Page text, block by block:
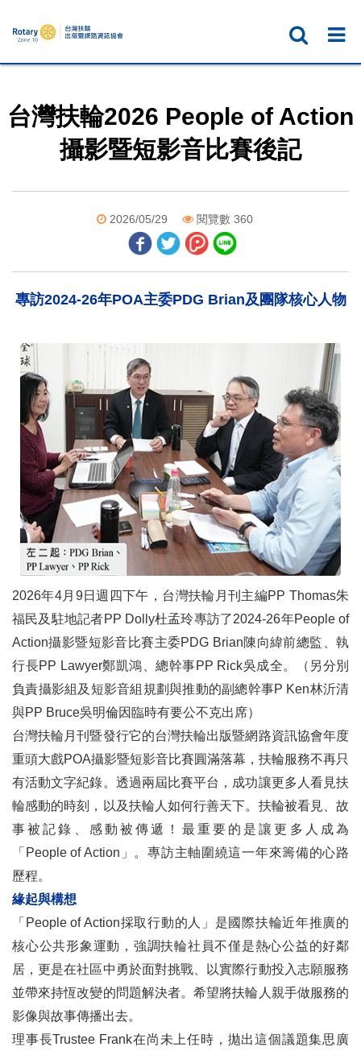
台灣扶輪2026 People of Action
攝影暨短影音比賽後記
2026/05/29 閱覽數 360
專訪2024-26年POA主委PDG Brian及團隊核心人物
2026年4月9日週四下午，台灣扶輪月刊主編PP Thomas朱
福民及駐地記者PP Dolly杜孟玲專訪了2024-26年People of
Action攝影暨短影音比賽主委PDG Brian陳向緯前總監、執
行長PP Lawyer鄭凱鴻、總幹事PP Rick吳成全。（另分別
負責攝影組及短影音組規劃與推動的副總幹事P Ken林沂清
與PP Bruce吳明倫因臨時有要公不克出席）
台灣扶輪月刊暨發行它的台灣扶輪出版暨網路資訊協會年度
重頭大戲POA攝影暨短影音比賽圓滿落幕，扶輪服務不再只
有活動文字紀錄。透過兩屆比賽平台，成功讓更多人看見扶
輪感動的時刻，以及扶輪人如何行善天下。扶輪被看見、故
事被記錄、感動被傳遞！最重要的是讓更多人成為
「People of Action」。專訪主軸圍繞這一年來籌備的心路
歷程。
緣起與構想
「People of Action採取行動的人」是國際扶輪近年推廣的
核心公共形象運動，強調扶輪社員不僅是熱心公益的好鄰
居，更是在社區中勇於面對挑戰、以實際行動投入志願服務
並帶來持恆改變的問題解決者。希望將扶輪人親手做服務的
影像與故事傳播出去。
理事長Trustee Frank在尚未上任時，拋出這個議題集思廣